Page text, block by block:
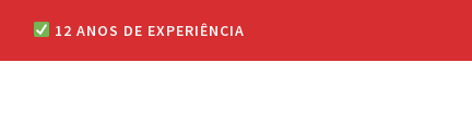
12 ANOS DE EXPERIÊNCIA